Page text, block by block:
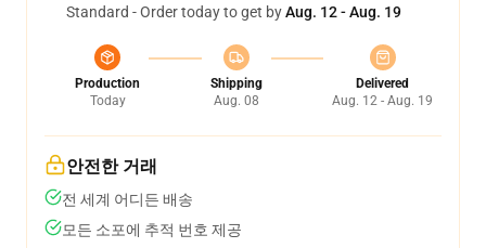
Standard - Order today to get byAug. 12 - Aug. 19
Production
Today
Shipping
Aug. 08
Delivered
Aug. 12 - Aug. 19
안전한 거래
전 세계 어디든 배송
모든 소포에 추적 번호 제공